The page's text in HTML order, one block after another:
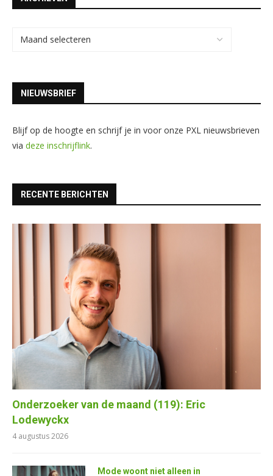
NIEUWSBRIEF
Blijf op de hoogte en schrijf je in voor onze PXL nieuwsbrieven
via deze inschrijflink.
RECENTE BERICHTEN
Onderzoeker van de maand (119): Eric
Lodewyckx
4 augustus 2026
Mode woont niet alleen in